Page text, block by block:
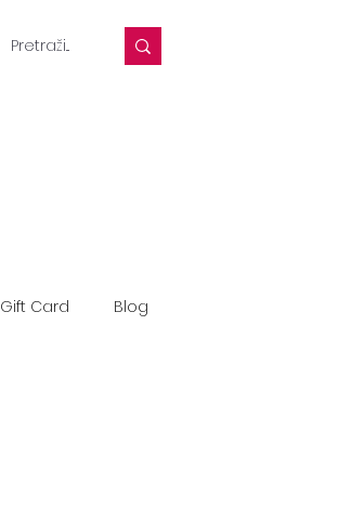
Gift Card Blog